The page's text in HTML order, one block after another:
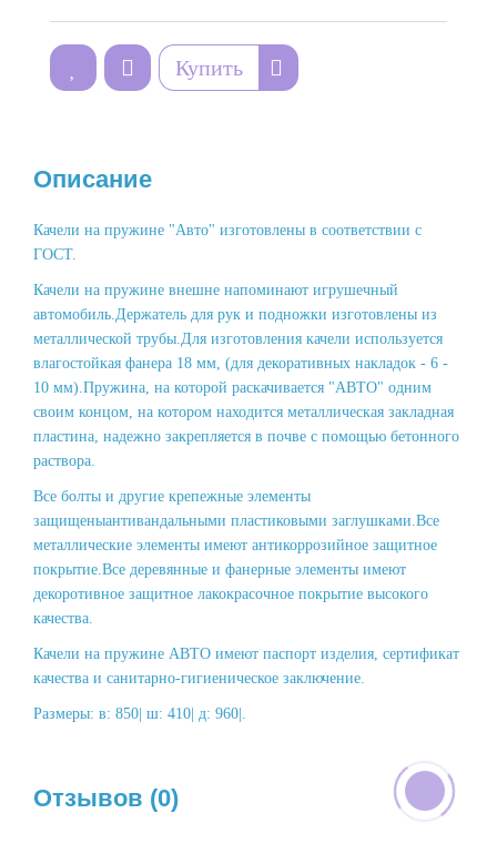
Купить
Описание
Качели на пружине "Авто" изготовлены в соответствии с
ГОСТ.
Качели на пружине внешне напоминают игрушечный
автомобиль.Держатель для рук и подножки изготовлены из
металлической трубы.Для изготовления качели используется
влагостойкая фанера 18 мм, (для декоративных накладок - 6 -
10 мм).Пружина, на которой раскачивается "АВТО" одним
своим концом, на котором находится металлическая закладная
пластина, надежно закрепляется в почве с помощью бетонного
раствора.
Все болты и другие крепежные элементы
защищеныантивандальными пластиковыми заглушками.Все
металлические элементы имеют антикоррозийное защитное
покрытие.Все деревянные и фанерные элементы имеют
декоротивное защитное лакокрасочное покрытие высокого
качества.
Качели на пружине АВТО имеют паспорт изделия, сертификат
качества и санитарно-гигиеническое заключение.
Размеры: в: 850| ш: 410| д: 960|.
Отзывов (0)